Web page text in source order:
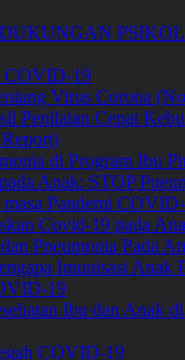
COVID-19
Virus Corona
Penilaian Cepat
Report)
di Program Ibu
Anak: STOP
masa Pandemi
Covid-19 pada
Pneumonia Pada
Imunisasi Anak
19
Ibu dan Anak
COVID-19